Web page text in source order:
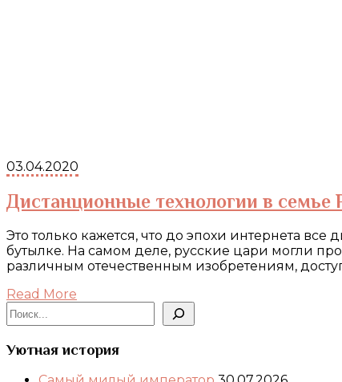
03.04.2020
Дистанционные технологии в семье
Это только кажется, что до эпохи интернета
бутылке. На самом деле, русские цари могли
различным отечественным изобретениям,
Read More
Поиск
Уютная история